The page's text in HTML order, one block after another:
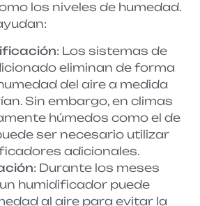
los niveles de humedad.
: Los sistemas de
eliminan de forma
del aire a medida
Sin embargo, en climas
húmedos como el de
ser necesario utilizar
adicionales.
: Durante los meses
humidificador puede
al aire para evitar la